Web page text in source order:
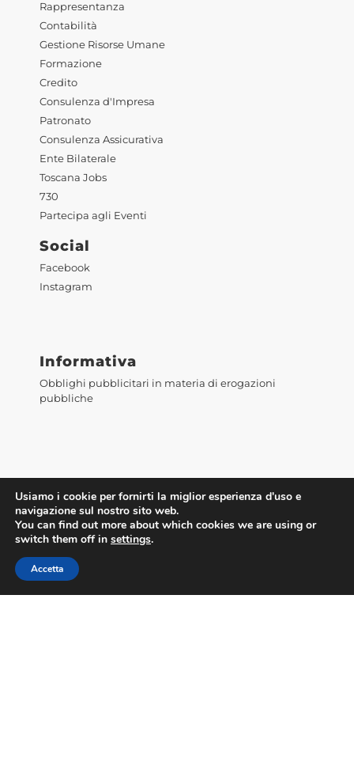
Rappresentanza
Contabilità
Gestione Risorse Umane
Formazione
Credito
Consulenza d'Impresa
Patronato
Consulenza Assicurativa
Ente Bilaterale
Toscana Jobs
730
Partecipa agli Eventi
Social
Facebook
Instagram
Informativa
Obblighi pubblicitari in materia di erogazioni
pubbliche
Usiamo i cookie per fornirti la miglior esperienza d'uso e
navigazione sul nostro sito web.
You can find out more about which cookies we are using or
switch them off in settings.
Accetta